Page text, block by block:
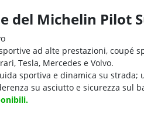
del Michelin Pilot
ad alte prestazioni, coupé
Tesla, Mercedes e Volvo.
sportiva e dinamica su strada;
su asciutto e sicurezza sul